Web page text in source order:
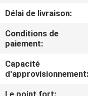
CONTACTEZ-
NOUS
DEMANDEZ
UNE
Délai de livraison:
Conditions de
paiement:
Capacité
d'approvisionnement: